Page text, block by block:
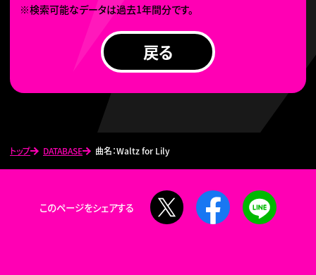
トップ DATABASE 曲名：Waltz for Lily
※検索可能なデータは過去1年間分です。
戻る
このページをシェアする
Facebook